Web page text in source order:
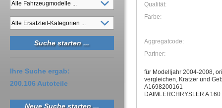
Qualität:
Farbe:
Aggregatcode:
Partner:
für Modelljahr 2004-2008,
vergleichen, Kratzer und
A1698200161
DAIMLERCHRYSLER A 160
Ihre Suche ergab:
200.106 Autoteile
Neue Suche starten ...